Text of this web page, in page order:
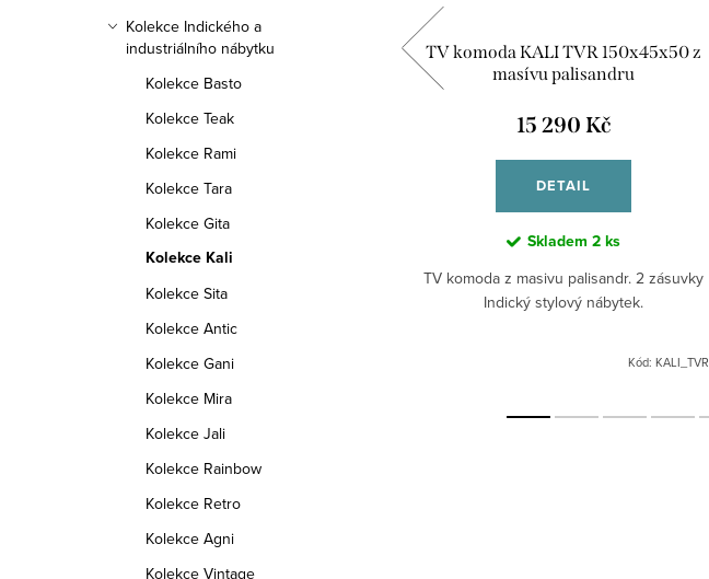
Kolekce Indického a
industriálního nábytku
Kolekce Basto
Kolekce Teak
Kolekce Rami
Kolekce Tara
Kolekce Gita
Kolekce Kali
Kolekce Sita
Kolekce Antic
Kolekce Gani
Kolekce Mira
Kolekce Jali
Kolekce Rainbow
Kolekce Retro
Kolekce Agni
Kolekce Vintage
Sada stolků KALI OS, indický nábytek
5 890 Kč
DETAIL
36x36x31cm, 30x30x26 cm, 25x25x21cm
Indický stylový nábytek z masivu palisandr.
TV komoda KALI TVR 150x45x50 z
masívu palisandru
15 290 Kč
DETAIL
Skladem 2 ks
TV komoda z masivu palisandr. 2 zásuvky
Indický stylový nábytek.
Kód: KALI_TVR